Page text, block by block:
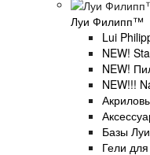
Луи Филипп™
Lui
NEW!
NEW!
NEW!!!
Базы
Гели